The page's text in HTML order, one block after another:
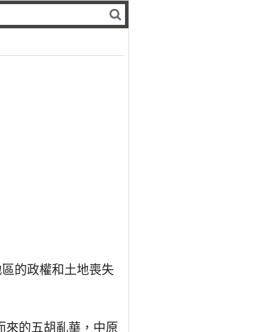
的政權和土地喪失
來的五胡亂華，中原